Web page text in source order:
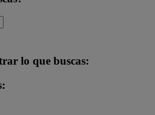
lo que buscas: